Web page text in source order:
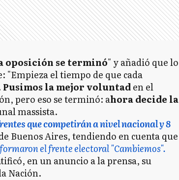
oposición se terminó" y añadió que lo
"Empieza el tiempo de que cada
Pusimos la mejor voluntaden el
pero eso se terminó: ahora decide la
massista.
que competirán a nivel nacional y 8
Buenos Aires, tendiendo en cuenta que
el frente electoral "Cambiemos".
en un anuncio a la prensa, su
Nación.